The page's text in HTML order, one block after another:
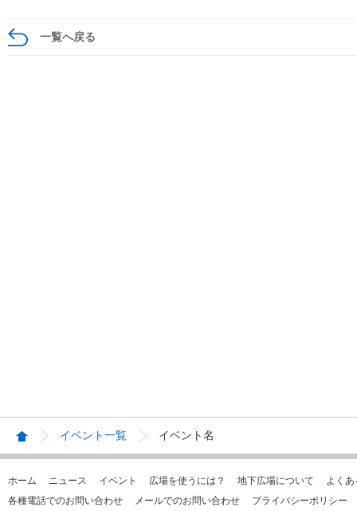
一覧へ戻る
イベント一覧 イベント名
ホーム ニュース イベント 広場を使うには？ 地下広場について
よく
各種電話でのお問い合わせ
メールでのお問い合わせ プライバシーポリシー